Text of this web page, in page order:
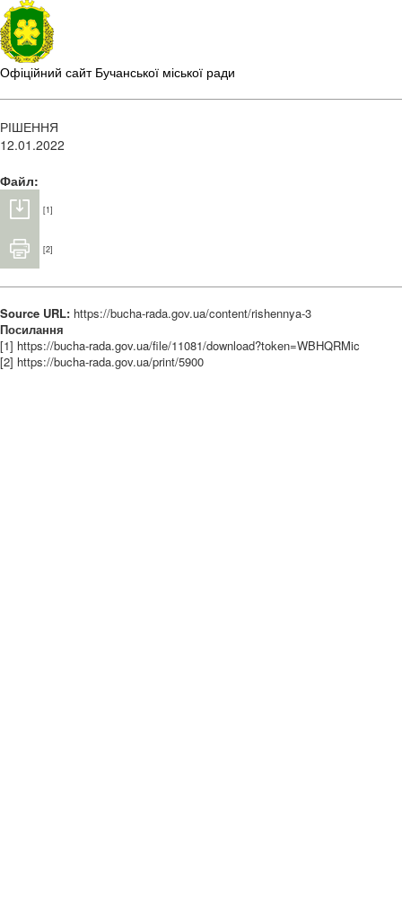
Офіційний сайт Бучанської міської ради
РІШЕННЯ
12.01.2022
Файл:
[1]
[2]
Source URL: https://bucha-rada.gov.ua/content/rishennya-3
Посилання
[1] https://bucha-rada.gov.ua/file/11081/download?token=WBHQRMic
[2] https://bucha-rada.gov.ua/print/5900